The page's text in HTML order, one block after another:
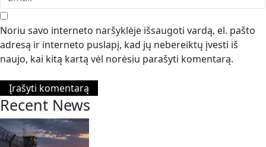
Noriu savo interneto naršyklėje išsaugoti vardą, el. pašto
adresą ir interneto puslapį, kad jų nebereiktų įvesti iš
naujo, kai kitą kartą vėl norėsiu parašyti komentarą.
Recent News